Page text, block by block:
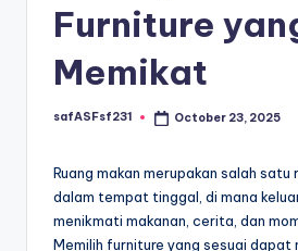
Furniture
Memikat
Posted
safASFsf231 October 23, 2025
Ruang makan merupakan salah satu
dalam tempat tinggal, di mana
menikmati makanan, cerita, dan
Memilih furniture yang sesuai dapat